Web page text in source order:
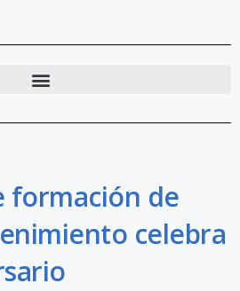
formación de
celebra